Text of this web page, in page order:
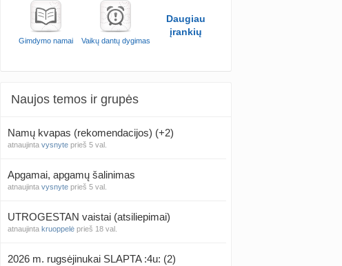
Gimdymo namai Vaikų dantų dygimas
Daugiau
įrankių
Naujos temos ir grupės
Namų kvapas (rekomendacijos) (+2)
atnaujinta vysnyte prieš 5 val.
Apgamai, apgamų šalinimas
atnaujinta vysnyte prieš 5 val.
UTROGESTAN vaistai (atsiliepimai)
atnaujinta kruoppelė prieš 18 val.
2026 m. rugsėjinukai SLAPTA :4u: (2)